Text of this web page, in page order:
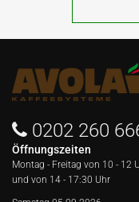
0202 260
Öffnungszeiten
Montag - Freitag von 10 - 12
und von 14 - 17:30 Uhr